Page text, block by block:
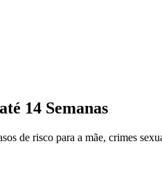
14 Semanas
de risco para a mãe, crimes